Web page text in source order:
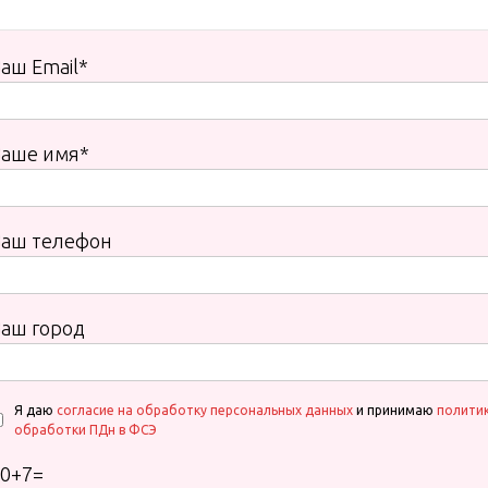
Email*
имя*
телефон
город
Я даю согласие на обработку персональных данных и принимаю
обработки ПДн в ФСЭ
+7=